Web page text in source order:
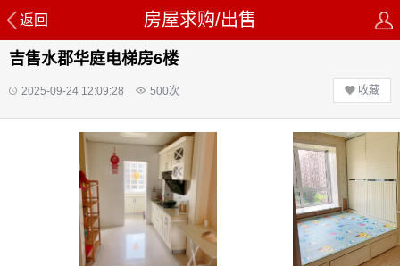
返回 房屋求购/出售
吉售水郡华庭电梯房6楼
2025-09-24 12:09:28 500次 收藏